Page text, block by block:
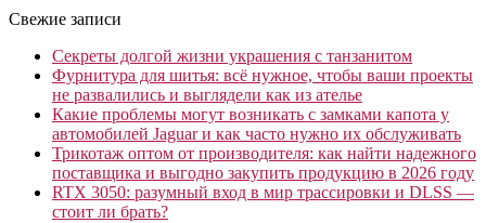
Свежие записи
Секреты долгой жизни украшения с танзанитом
Фурнитура для шитья: всё нужное, чтобы ваши проекты
не развалились и выглядели как из ателье
Какие проблемы могут возникать с замками капота у
автомобилей Jaguar и как часто нужно их обслуживать
Трикотаж оптом от производителя: как найти надежного
поставщика и выгодно закупить продукцию в 2026 году
RTX 3050: разумный вход в мир трассировки и DLSS —
стоит ли брать?